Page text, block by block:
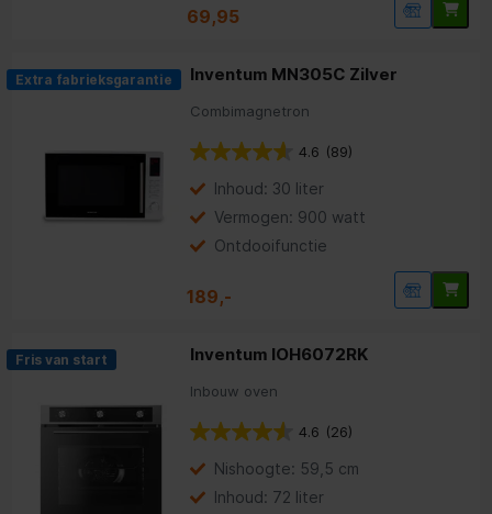
69,95
Extra fabrieksgarantie Inventum MN305C Zilver
Combimagnetron
4.6 (89)
Inhoud: 30 liter
Vermogen: 900 watt
Ontdooifunctie
189,-
Fris van start Inventum IOH6072RK
Inbouw oven
4.6 (26)
Nishoogte: 59,5 cm
Inhoud: 72 liter